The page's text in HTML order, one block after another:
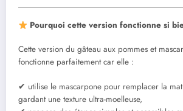
Pourquoi cette version fonctionne si
Cette version du gâteau aux pommes et
fonctionne parfaitement car elle :
✔ utilise le mascarpone pour remplacer la
gardant une texture ultra-moelleuse,